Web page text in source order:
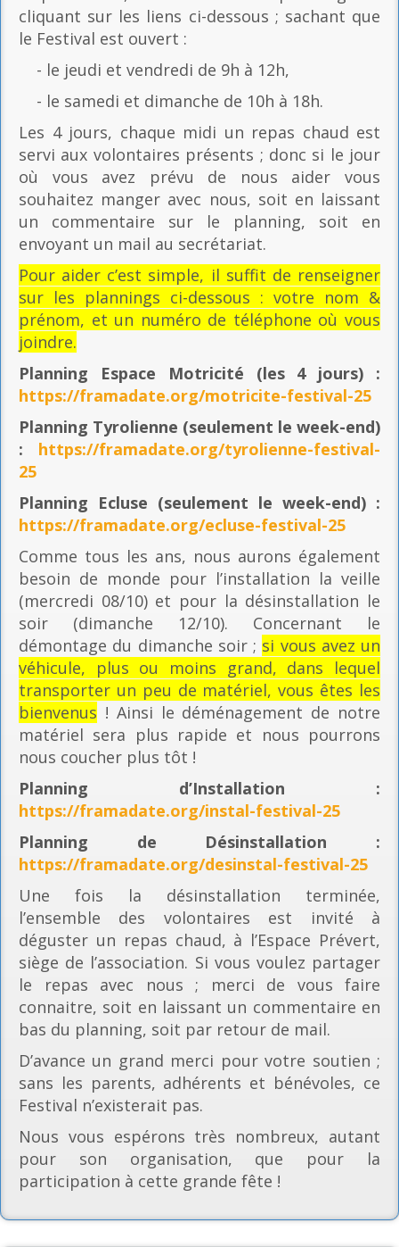
cliquant sur les liens ci-dessous ; sachant que
le Festival est ouvert :
- le jeudi et vendredi de 9h à 12h,
- le samedi et dimanche de 10h à 18h.
Les 4 jours, chaque midi un repas chaud est
servi aux volontaires présents ; donc si le jour
où vous avez prévu de nous aider vous
souhaitez manger avec nous, soit en laissant
un commentaire sur le planning, soit en
envoyant un mail au secrétariat.
Pour aider c’est simple, il suffit de renseigner
sur les plannings ci-dessous : votre nom &
prénom, et un numéro de téléphone où vous
joindre.
Planning Espace Motricité (les 4 jours) :
https://framadate.org/motricite-festival-25
Planning Tyrolienne (seulement le week-end)
: https://framadate.org/tyrolienne-festival-
25
Planning Ecluse (seulement le week-end) :
https://framadate.org/ecluse-festival-25
Comme tous les ans, nous aurons également
besoin de monde pour l’installation la veille
(mercredi 08/10) et pour la désinstallation le
soir (dimanche 12/10). Concernant le
démontage du dimanche soir ; si vous avez un
véhicule, plus ou moins grand, dans lequel
transporter un peu de matériel, vous êtes les
bienvenus ! Ainsi le déménagement de notre
matériel sera plus rapide et nous pourrons
nous coucher plus tôt !
Planning d’Installation :
https://framadate.org/instal-festival-25
Planning de Désinstallation :
https://framadate.org/desinstal-festival-25
Une fois la désinstallation terminée,
l’ensemble des volontaires est invité à
déguster un repas chaud, à l’Espace Prévert,
siège de l’association. Si vous voulez partager
le repas avec nous ; merci de vous faire
connaitre, soit en laissant un commentaire en
bas du planning, soit par retour de mail.
D’avance un grand merci pour votre soutien ;
sans les parents, adhérents et bénévoles, ce
Festival n’existerait pas.
Nous vous espérons très nombreux, autant
pour son organisation, que pour la
participation à cette grande fête !